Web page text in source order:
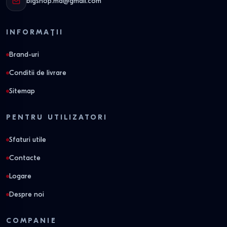
INFORMAȚII
Brand-uri
Conditii de livrare
Sitemap
PENTRU UTILIZATORI
Sfaturi utile
Contacte
Logare
Despre noi
COMPANIE